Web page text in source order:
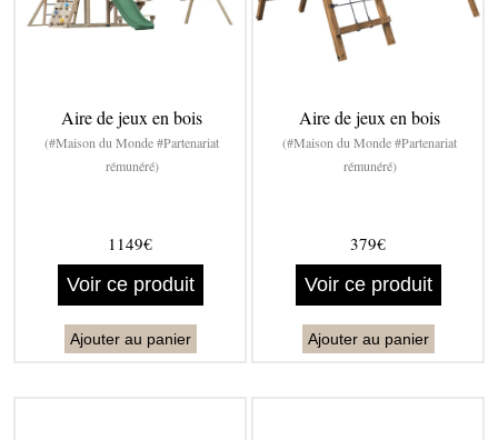
Aire de jeux en bois
(#Maison du Monde #Partenariat
rémunéré)
1149€
Voir ce produit
Ajouter au panier
Aire de jeux en bois
(#Maison du Monde #Partenariat
rémunéré)
379€
Voir ce produit
Ajouter au panier